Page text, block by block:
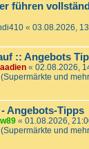
führen
« 03.08.2026,
:: Angebots
« 02.08.2026,
und
Angebots-Tipps
« 01.08.2026,
und